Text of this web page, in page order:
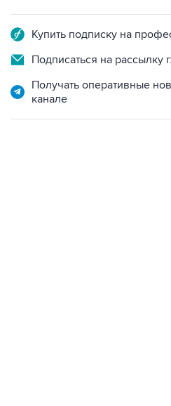
Купить подписку на
Подписаться на рассылку
Получать оперативные
канале